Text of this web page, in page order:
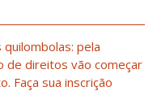
quilombolas: pela
de direitos vão começar
Faça sua inscrição